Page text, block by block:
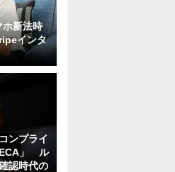
新法時
インタ
ンプライ
ECA」 ル
認時代の